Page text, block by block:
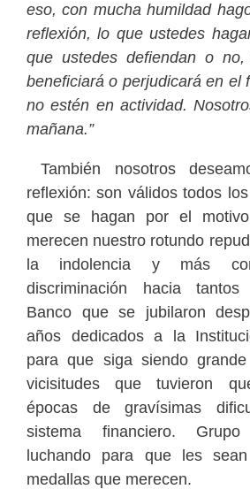
eso, con mucha humildad
reflexión, lo que ustedes
que ustedes defiendan o
beneficiará o perjudicará en el
no estén en actividad.
mañana.”
También nosotros
reflexión: son válidos todos
que se hagan por el
merecen nuestro rotundo
la indolencia y más
discriminación hacia tantos
Banco que se jubilaron
años dedicados a la
para que siga siendo
vicisitudes que tuvieron
épocas de gravísimas
sistema financiero.
luchando para que les
medallas que merecen.